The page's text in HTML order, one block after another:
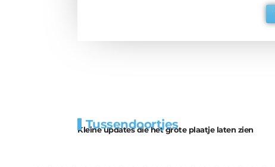
Tussendoortjes
Kleine updates die het grote plaatje laten zien
bouwmateriaal voor
kabouters
uitdaging